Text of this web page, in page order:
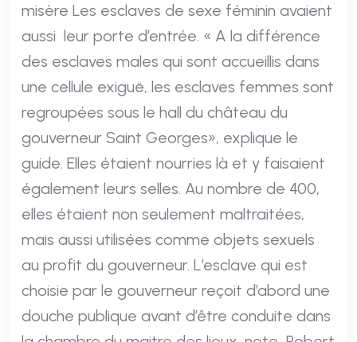
misère Les esclaves de sexe féminin avaient
aussi leur porte d’entrée. « A la différence
des esclaves males qui sont accueillis dans
une cellule exiguë, les esclaves femmes sont
regroupées sous le hall du château du
gouverneur Saint Georges», explique le
guide. Elles étaient nourries là et y faisaient
également leurs selles. Au nombre de 400,
elles étaient non seulement maltraitées,
mais aussi utilisées comme objets sexuels
au profit du gouverneur. L’esclave qui est
choisie par le gouverneur reçoit d’abord une
douche publique avant d’être conduite dans